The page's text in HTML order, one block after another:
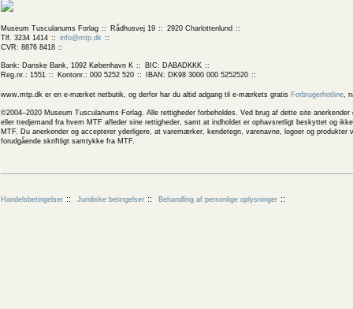
Museum Tusculanums Forlag Rådhusvej 19
2920 Charlottenlund
Tlf. 3234 1414
info@mtp.dk
CVR: 8876 8418
Bank: Danske Bank, 1092 København K
BIC: DABADKKK
Reg.nr.: 1551
Kontonr.: 000 5252 520 IBAN: DK98 3000 000 5252520
www.mtp.dk er en e-mærket netbutik, og derfor har du altid adgang til e-mærkets gratis Forbrugerhotline,
©2004–2020 Museum Tusculanums Forlag. Alle rettigheder forbeholdes. Ved brug af dette site
eller tredjemand fra hvem MTF afleder sine rettigheder, samt at indholdet er ophavsretligt beskyttet og
MTF. Du anerkender og accepterer yderligere, at varemærker, kendetegn, varenavne, logoer og
forudgående skriftligt samtykke fra MTF.
Handelsbetingelser Juridiske betingelser Behandling af personlige oplysninger